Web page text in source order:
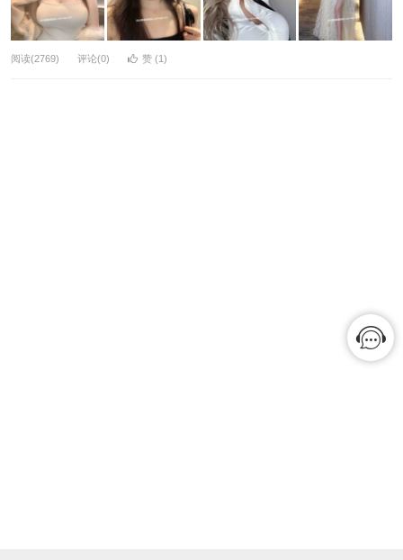
阅读(2769) 评论(0) 赞 (1)